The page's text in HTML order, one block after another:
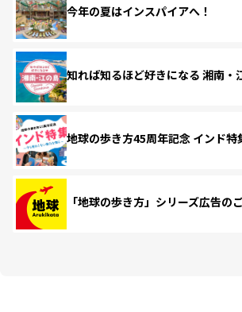
今年の夏はインスパイアへ！
知れば知るほど好きになる 湘南・
地球の歩き方45周年記念 インド特
「地球の歩き方」シリーズ広告の